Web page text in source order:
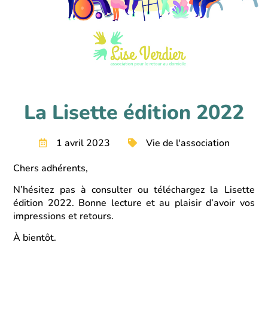
La Lisette édition 2022
1 avril 2023
Vie de l'association
Chers adhérents,
N’hésitez pas à consulter ou téléchargez la Lisette
édition 2022. Bonne lecture et au plaisir d’avoir vos
impressions et retours.
À bientôt.